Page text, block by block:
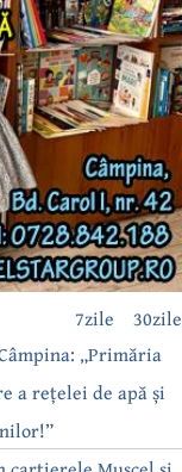
30zile
7zile
„Primăria
a rețelei de apă și